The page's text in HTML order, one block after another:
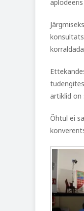
artiklid on
Õhtul ei